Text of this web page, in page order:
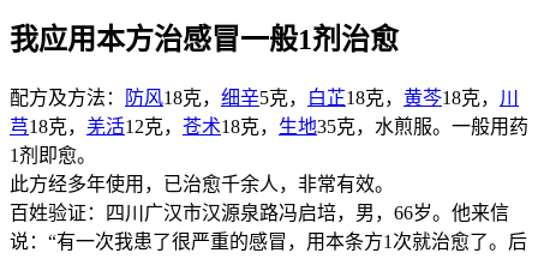
我应用本方治感冒一般1剂治愈
配方及方法： 防风18克， 细辛5克， 白芷18克， 黄芩18克， 川
芎18克， 羌活12克， 苍术18克， 生地35克，水煎服。一般用药
1剂即愈。
此方经多年使用，已治愈千余人，非常有效。
百姓验证：四川广汉市汉源泉路冯启培，男，66岁。他来信
说：“有一次我患了很严重的感冒，用本条方1次就治愈了。后